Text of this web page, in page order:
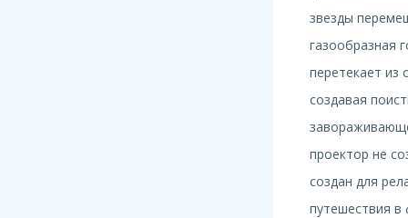
звезды
газообразная
перетекает
создавая
проектор не
создан для
путешествия